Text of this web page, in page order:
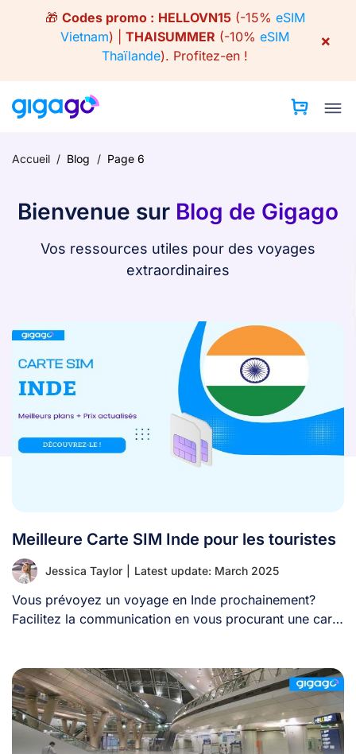
🎁 Codes promo : HELLOVN15(-15% eSIM
Vietnam) | THAISUMMER (-10% eSIM
Thaïlande). Profitez-en !
×
Accueil / Blog / Page 6
Bienvenue sur Blog de Gigago
Vos ressources utiles pour des voyages
extraordinaires
Meilleure Carte SIM Inde pour les touristes
Jessica Taylor Latest update: March 2025
Vous prévoyez un voyage en Inde prochainement?
Facilitez la communication en vous procurant une carte